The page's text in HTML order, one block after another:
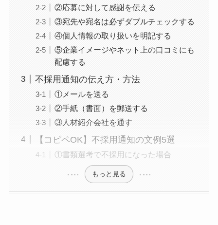
②応募に対して感謝を伝える
③宛先や宛名は必ずダブルチェックする
④個人情報の取り扱いを明記する
⑤企業イメージやネット上の口コミにも
配慮する
不採用通知の伝え方・方法
①メールを送る
②手紙（書面）を郵送する
③人材紹介会社を通す
【コピペOK】不採用通知の文例5選
①書類選考で不採用になった場合
もっと見る